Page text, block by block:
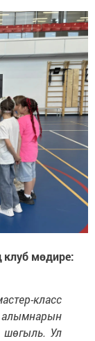
мөдире:
класс
алымнарын
шөгыль. Ул